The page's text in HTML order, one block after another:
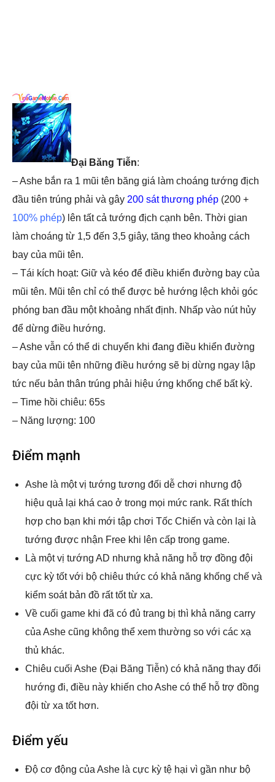
Đại Băng Tiễn:
– Ashe bắn ra 1 mũi tên băng giá làm choáng tướng địch
đầu tiên trúng phải và gây 200 sát thương phép (200 +
100% phép) lên tất cả tướng địch cạnh bên. Thời gian
làm choáng từ 1,5 đến 3,5 giây, tăng theo khoảng cách
bay của mũi tên.
– Tái kích hoạt: Giữ và kéo để điều khiển đường bay của
mũi tên. Mũi tên chỉ có thể được bẻ hướng lệch khỏi góc
phóng ban đầu một khoảng nhất định. Nhấp vào nút hủy
để dừng điều hướng.
– Ashe vẫn có thể di chuyển khi đang điều khiển đường
bay của mũi tên những điều hướng sẽ bị dừng ngay lập
tức nếu bản thân trúng phải hiệu ứng khống chế bất kỳ.
– Time hồi chiêu: 65s
– Năng lượng: 100
Điểm mạnh
Ashe là một vị tướng tương đối dễ chơi nhưng độ
hiệu quả lại khá cao ở trong mọi mức rank. Rất thích
hợp cho bạn khi mới tập chơi Tốc Chiến và còn lại là
tướng được nhận Free khi lên cấp trong game.
Là một vị tướng AD nhưng khả năng hỗ trợ đồng đội
cực kỳ tốt với bộ chiêu thức có khả năng khống chế và
kiểm soát bản đồ rất tốt từ xa.
Về cuối game khi đã có đủ trang bị thì khả năng carry
của Ashe cũng không thể xem thường so với các xạ
thủ khác.
Chiêu cuối Ashe (Đại Băng Tiễn) có khả năng thay đổi
hướng đi, điều này khiến cho Ashe có thể hỗ trợ đồng
đội từ xa tốt hơn.
Điểm yếu
Độ cơ động của Ashe là cực kỳ tệ hại vì gần như bộ